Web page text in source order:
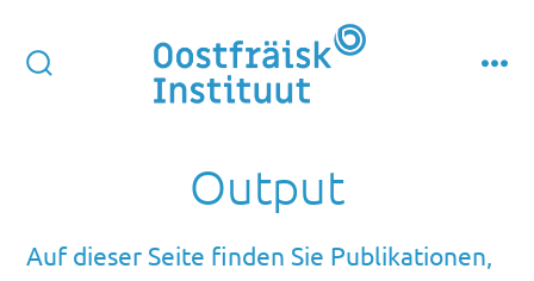
Inhalt
springen
ein-/ausblenden
Output
Auf dieser Seite finden Sie Publikationen,